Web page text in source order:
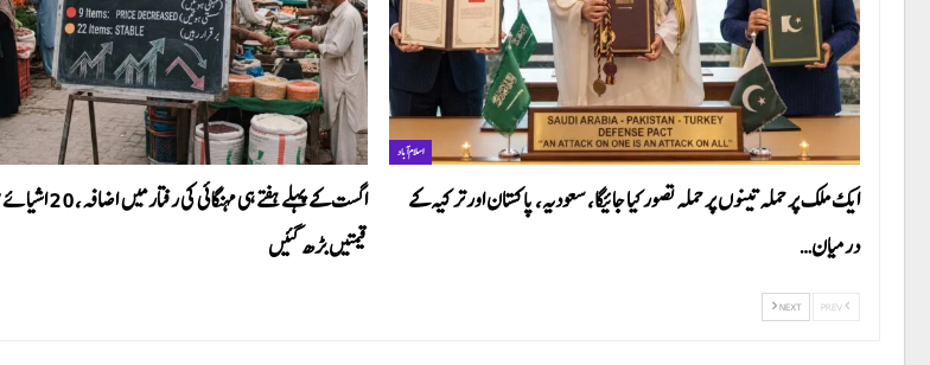
اگست کے پہلے ہفتے ہی
قیمتیں بڑھ گئیں
اسلام آباد
ایک ملک پر حملہ تینوں پر حملہ تصور کیا جائیگا، سعودیہ، پاکستان اور ترکیہ کے
درمیان…
NEXT